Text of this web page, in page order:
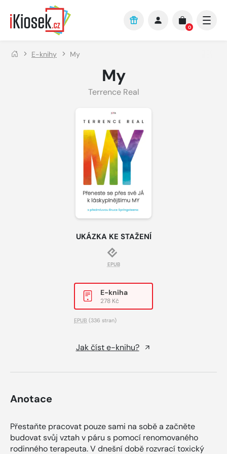
Přejít na hlavní obsah
0
E-knihy My
My
Terrence Real
UKÁZKA KE STAŽENÍ
EPUB
E-kniha
278 Kč
EPUB (336 stran)
Jak číst e-knihu?
Anotace
Přestaňte pracovat pouze sami na sobě a začněte
budovat svůj vztah v páru s pomocí renomovaného
rodinného terapeuta. V dnešní době rozvrací toxický